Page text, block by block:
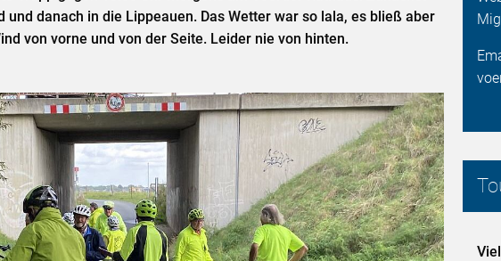
und danach in die Lippeauen. Das Wetter war so lala, es bließ aber
von vorne und von der Seite. Leider nie von hinten.